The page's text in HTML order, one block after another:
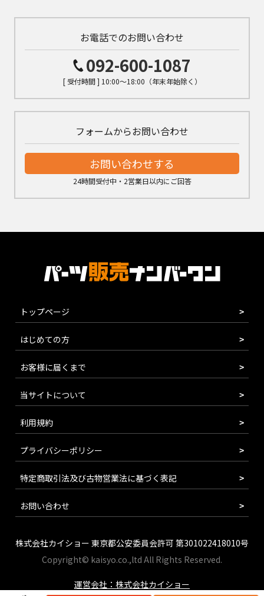
お電話でのお問い合わせ
092-600-1087
[ 受付時間 ] 10:00～18:00（年末年始除く）
フォームからお問い合わせ
お問い合わせする
24時間受付中・2営業日以内にご回答
トップページ
はじめての方
お客様に届くまで
当サイトについて
利用規約
プライバシーポリシー
特定商取引法及び古物営業法に基づく表記
お問い合わせ
株式会社カイショー 東京都公安委員会許可 第301022418010号
Copyright© kaisyo.co.,ltd All Rights Reserved.
運営会社：株式会社カイショー